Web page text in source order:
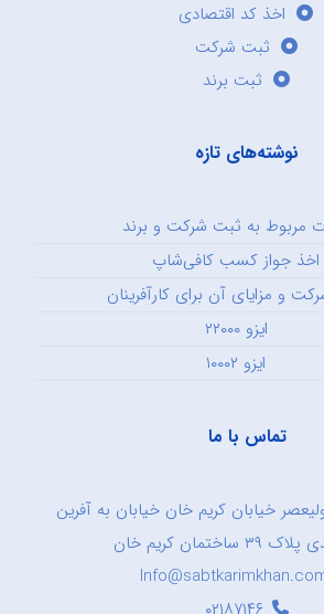
اخذ کد اقتصادی
ثبت شرکت
ثبت برند
نوشته‌های تازه
مربوط به ثبت شرکت و برند
اخذ جواز کسب کافی‌شاپ
و مزایای آن برای کارآفرینان
ایزو ۲۲۰۰۰
ایزو ۱۰۰۰۲
تماس با ما
خیابان کریم خان خیابان به آفرین
کریم خان